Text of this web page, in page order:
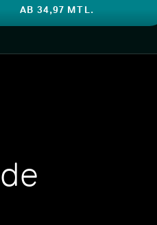
AB 34,97 MTL.